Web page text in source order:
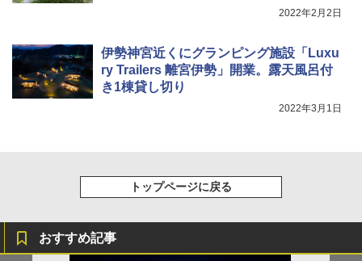
2022年2月2日
伊勢神宮近くにグランピング施設「Luxu
ry Trailers 離宮伊勢」開業。露天風呂付
き1棟貸し切り
2022年3月1日
トップページに戻る
おすすめ記事